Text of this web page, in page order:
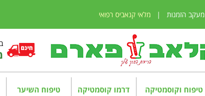
מעקב הזמנות | מלאי קנאביס רפואי
טיפוח וקוסמטיקה דרמו קוסמטיקה טיפוח השיער